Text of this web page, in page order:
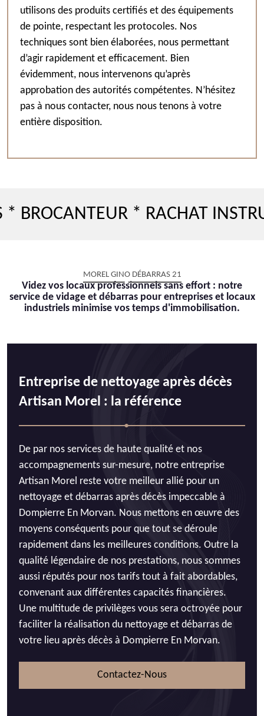
utilisons des produits certifiés et des équipements
de pointe, respectant les protocoles. Nos
techniques sont bien élaborées, nous permettant
d’agir rapidement et efficacement. Bien
évidemment, nous intervenons qu’après
approbation des autorités compétentes. N’hésitez
pas à nous contacter, nous nous tenons à votre
entière disposition.
* RACHAT
MOREL GINO DÉBARRAS 21
Videz vos locaux professionnels sans effort : notre
service de vidage et débarras pour entreprises et locaux
industriels minimise vos temps d'immobilisation.
Entreprise de nettoyage après décès
Artisan Morel : la référence
De par nos services de haute qualité et nos
accompagnements sur-mesure, notre entreprise
Artisan Morel reste votre meilleur allié pour un
nettoyage et débarras après décès impeccable à
Dompierre En Morvan. Nous mettons en œuvre des
moyens conséquents pour que tout se déroule
rapidement dans les meilleures conditions. Outre la
qualité légendaire de nos prestations, nous sommes
aussi réputés pour nos tarifs tout à fait abordables,
convenant aux différentes capacités financières.
Une multitude de privilèges vous sera octroyée pour
faciliter la réalisation du nettoyage et débarras de
votre lieu après décès à Dompierre En Morvan.
Contactez-Nous